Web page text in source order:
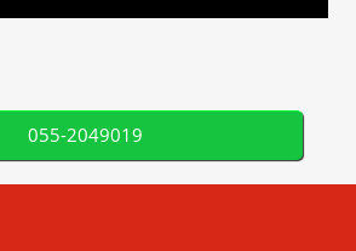
055-2049019